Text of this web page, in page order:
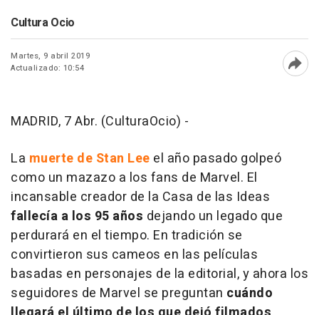
Cultura Ocio
Martes, 9 abril 2019
Actualizado: 10:54
MADRID, 7 Abr. (CulturaOcio) -
La muerte de Stan Lee el año pasado golpeó
como un mazazo a los fans de Marvel. El
incansable creador de la Casa de las Ideas
fallecía a los 95 años dejando un legado que
perdurará en el tiempo. En tradición se
convirtieron sus cameos en las películas
basadas en personajes de la editorial, y ahora los
seguidores de Marvel se preguntan cuándo